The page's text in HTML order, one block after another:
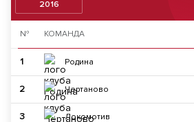
2016
№ КОМАНДА
1 Родина
2 Чертаново
3 Локомотив